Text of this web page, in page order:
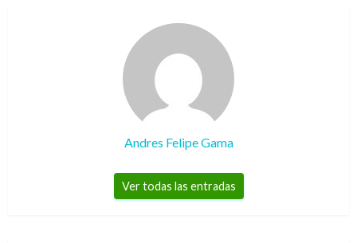
Andres Felipe Gama
Ver todas las entradas